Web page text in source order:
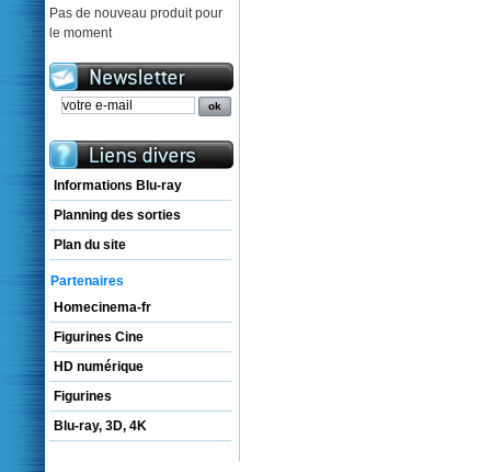
Pas de nouveau produit pour
le moment
Informations Blu-ray
Planning des sorties
Plan du site
Partenaires
Homecinema-fr
Figurines Cine
HD numérique
Figurines
Blu-ray, 3D, 4K